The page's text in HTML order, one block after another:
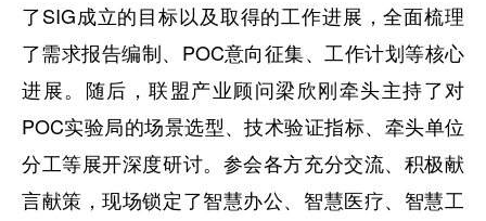
了SIG成立的目标以及取得的工作进展，全面梳理
了需求报告编制、POC意向征集、工作计划等核心
进展。随后，联盟产业顾问梁欣刚牵头主持了对
POC实验局的场景选型、技术验证指标、牵头单位
分工等展开深度研讨。参会各方充分交流、积极献
言献策，现场锁定了智慧办公、智慧医疗、智慧工